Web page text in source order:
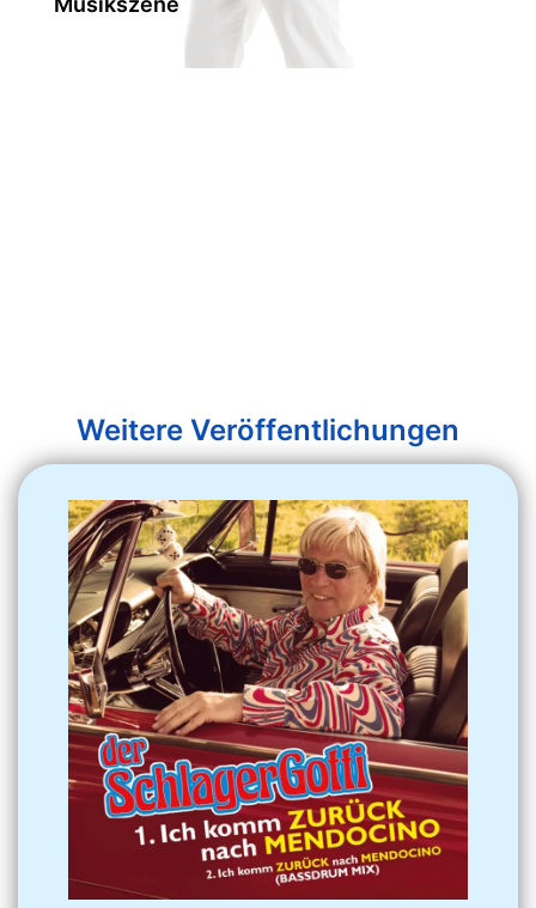
Weitere Veröffentlichungen